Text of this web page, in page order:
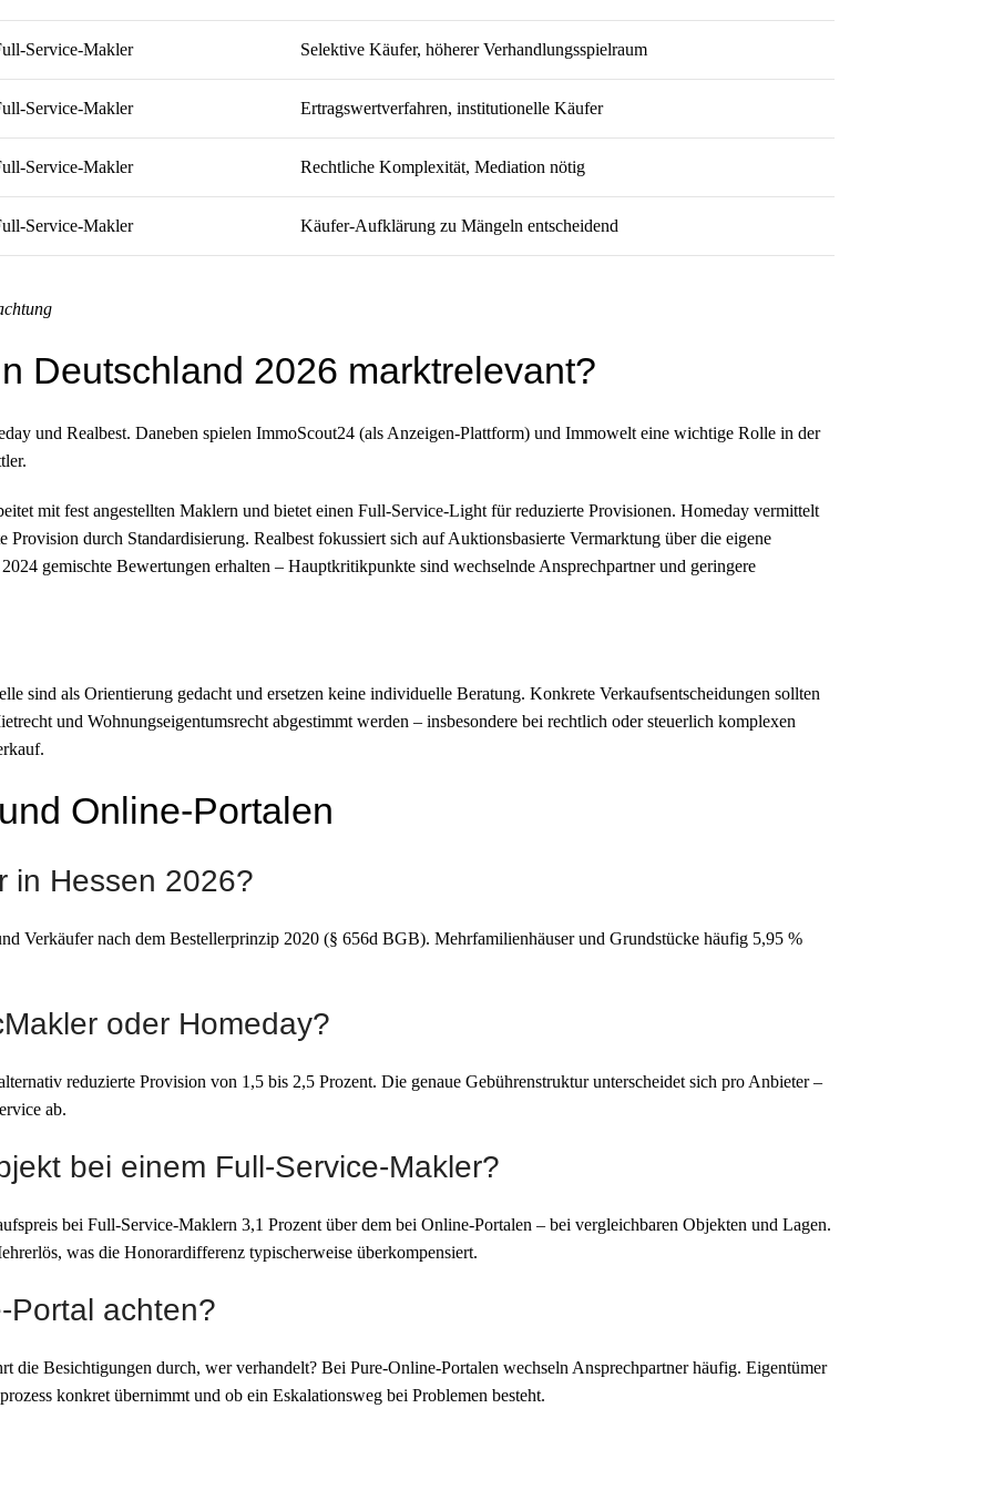
Service-Makler Selektive Käufer, höherer Verhandlungsspielraum
Service-Makler Ertragswertverfahren, institutionelle Käufer
Service-Makler Rechtliche Komplexität, Mediation nötig
Service-Makler Käufer-Aufklärung zu Mängeln entscheidend
Deutschland 2026 marktrelevant?
und Realbest. Daneben spielen ImmoScout24 (als Anzeigen-Plattform) und Immowelt eine wichtige Rolle in der
mit fest angestellten Maklern und bietet einen Full-Service-Light für reduzierte Provisionen. Homeday vermittelt
durch Standardisierung. Realbest fokussiert sich auf Auktionsbasierte Vermarktung über die eigene
gemischte Bewertungen erhalten – Hauptkritikpunkte sind wechselnde Ansprechpartner und geringere
sind als Orientierung gedacht und ersetzen keine individuelle Beratung. Konkrete Verkaufsentscheidungen sollten
und Wohnungseigentumsrecht abgestimmt werden – insbesondere bei rechtlich oder steuerlich komplexen
Online-Portalen
in Hessen 2026?
Verkäufer nach dem Bestellerprinzip 2020 (§ 656d BGB). Mehrfamilienhäuser und Grundstücke häufig 5,95 %
oder Homeday?
reduzierte Provision von 1,5 bis 2,5 Prozent. Die genaue Gebührenstruktur unterscheidet sich pro Anbieter –
ab.
bei einem Full-Service-Makler?
bei Full-Service-Maklern 3,1 Prozent über dem bei Online-Portalen – bei vergleichbaren Objekten und Lagen.
was die Honorardifferenz typischerweise überkompensiert.
Portal achten?
die Besichtigungen durch, wer verhandelt? Bei Pure-Online-Portalen wechseln Ansprechpartner häufig. Eigentümer
konkret übernimmt und ob ein Eskalationsweg bei Problemen besteht.